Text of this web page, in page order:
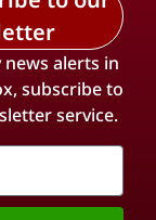
news alerts in
subscribe to
service.